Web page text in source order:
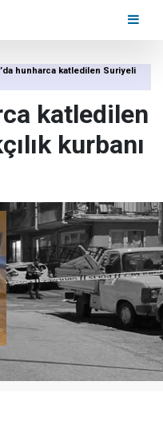
hunharca katledilen Suriyeli
katledilen
kurbanı